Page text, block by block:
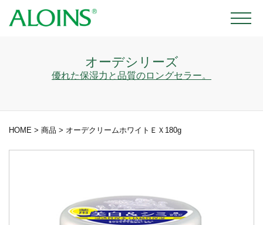
オーデシリーズ
優れた保湿力と品質のロングセラー。
HOME > 商品 > オーデクリームホワイトＥＸ180g